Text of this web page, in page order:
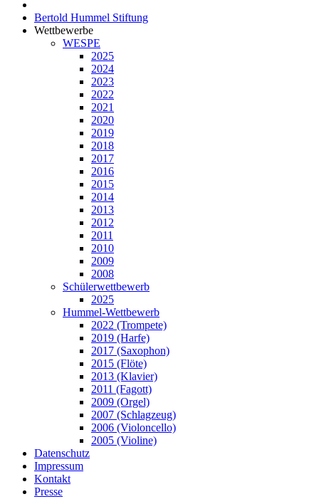
Bertold Hummel Stiftung
Wettbewerbe
WESPE
2025
2024
2023
2022
2021
2020
2019
2018
2017
2016
2015
2014
2013
2012
2011
2010
2009
2008
Schülerwettbewerb
2025
Hummel-Wettbewerb
2022 (Trompete)
2019 (Harfe)
2017 (Saxophon)
2015 (Flöte)
2013 (Klavier)
2011 (Fagott)
2009 (Orgel)
2007 (Schlagzeug)
2006 (Violoncello)
2005 (Violine)
Datenschutz
Impressum
Kontakt
Presse